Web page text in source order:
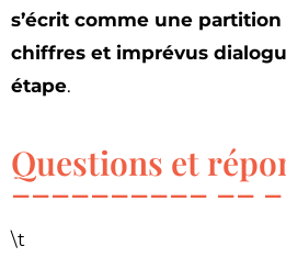
s’écrit comme une
chiffres et imprévus
étape.
Questions et
\t